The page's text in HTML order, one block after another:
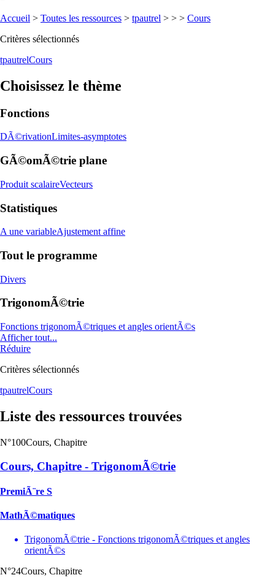
Accueil > Toutes les ressources > tpautrel > > > Cours
Critères sélectionnés
tpautrelCours
Choisissez le thème
Fonctions
DÃ©rivationLimites-asymptotes
GÃ©omÃ©trie plane
Produit scalaireVecteurs
Statistiques
A une variableAjustement affine
Tout le programme
Divers
TrigonomÃ©trie
Fonctions trigonomÃ©triques et angles orientÃ©s
Afficher tout...
Réduire
Critères sélectionnés
tpautrelCours
Liste des ressources trouvées
N°100Cours, Chapitre
Cours, Chapitre - TrigonomÃ©trie
PremiÃ¨re S
MathÃ©matiques
TrigonomÃ©trie - Fonctions trigonomÃ©triques et angles
orientÃ©s
N°24Cours, Chapitre